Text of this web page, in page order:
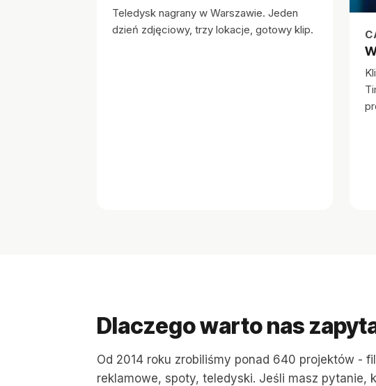
Teledysk nagrany w Warszawie. Jeden
dzień zdjęciowy, trzy lokacje, gotowy klip.
Dlaczego warto nas
Od 2014 roku zrobiliśmy ponad 640 projektów -
reklamowe, spoty, teledyski. Jeśli masz pytanie,